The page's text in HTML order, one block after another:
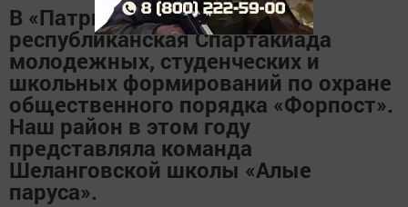
В «Патриоте»прошлаIIIX
республиканскаяСпартакиада
молодежных, студенческих и
школьных формирований по охране
общественного порядка «Форпост».
Наш район в этом году
представляла команда
Шеланговской школы «Алые
паруса».